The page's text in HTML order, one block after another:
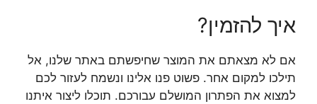
איך להזמין?
אם לא מצאתם את המוצר שחיפשתם באתר שלנו, אל
תילכו למקום אחר. פשוט פנו אלינו ונשמח לעזור לכם
למצוא את הפתרון המושלם עבורכם. תוכלו ליצור איתנו